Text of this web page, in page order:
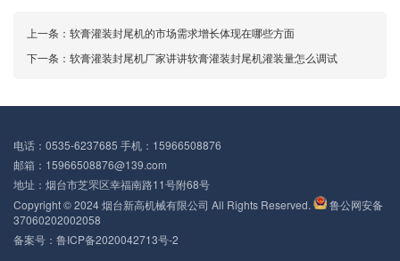
上一条： 软膏灌装封尾机的市场需求增长体现在哪些方面
下一条： 软膏灌装封尾机厂家讲讲软膏灌装封尾机灌装量怎么调试
电话：0535-6237685 手机：15966508876
邮箱：15966508876@139.com
地址：烟台市芝罘区幸福南路11号附68号
Copyright © 2024 烟台新高机械有限公司 All Rights Reserved.
鲁公网安备
37060202002058
备案号： 鲁ICP备2020042713号-2